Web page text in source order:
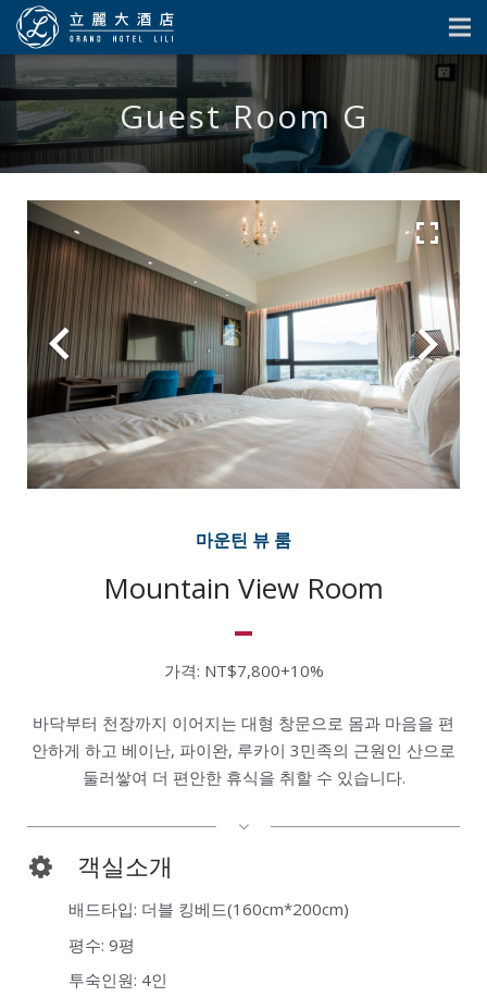
Guest Room G
마운틴 뷰 룸
Mountain View Room
가격: NT$7,800+10%
바닥부터 천장까지 이어지는 대형 창문으로 몸과 마음을 편
안하게 하고 베이난, 파이완, 루카이 3민족의 근원인 산으로
둘러쌓여 더 편안한 휴식을 취할 수 있습니다.
객실소개
배드타입: 더블 킹베드(160cm*200cm)
평수: 9평
투숙인원: 4인